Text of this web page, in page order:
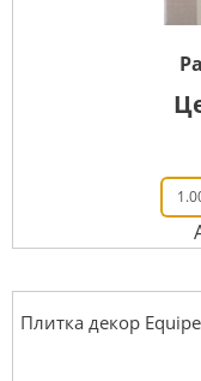
Плитка декор